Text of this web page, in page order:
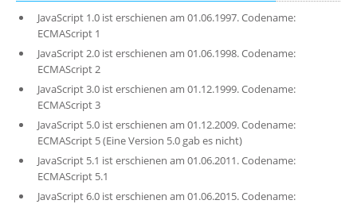
JavaScript 1.0 ist erschienen am 01.06.1997. Codename:
ECMAScript 1
JavaScript 2.0 ist erschienen am 01.06.1998. Codename:
ECMAScript 2
JavaScript 3.0 ist erschienen am 01.12.1999. Codename:
ECMAScript 3
JavaScript 5.0 ist erschienen am 01.12.2009. Codename:
ECMAScript 5 (Eine Version 5.0 gab es nicht)
JavaScript 5.1 ist erschienen am 01.06.2011. Codename:
ECMAScript 5.1
JavaScript 6.0 ist erschienen am 01.06.2015. Codename: